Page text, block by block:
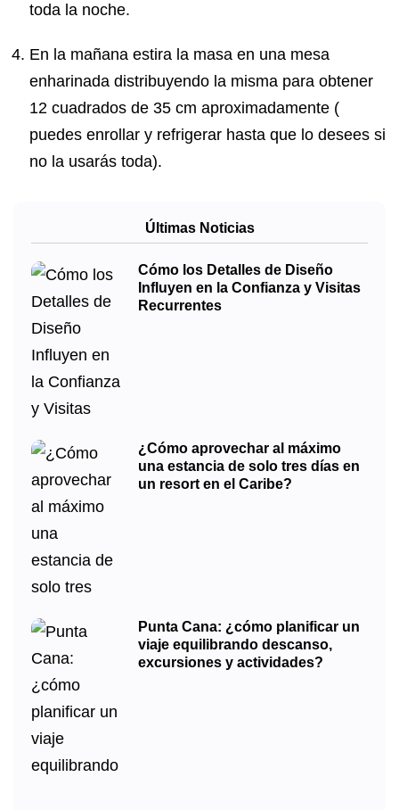
toda la noche.
En la mañana estira la masa en una mesa
enharinada distribuyendo la misma para obtener
12 cuadrados de 35 cm aproximadamente (
puedes enrollar y refrigerar hasta que lo desees si
no la usarás toda).
Últimas Noticias
Cómo los Detalles de Diseño
Influyen en la Confianza y Visitas
Recurrentes
¿Cómo aprovechar al máximo
una estancia de solo tres días en
un resort en el Caribe?
Punta Cana: ¿cómo planificar un
viaje equilibrando descanso,
excursiones y actividades?